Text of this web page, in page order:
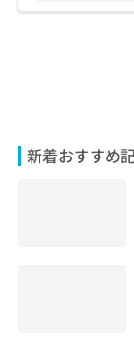
新着おすすめ
お
ち